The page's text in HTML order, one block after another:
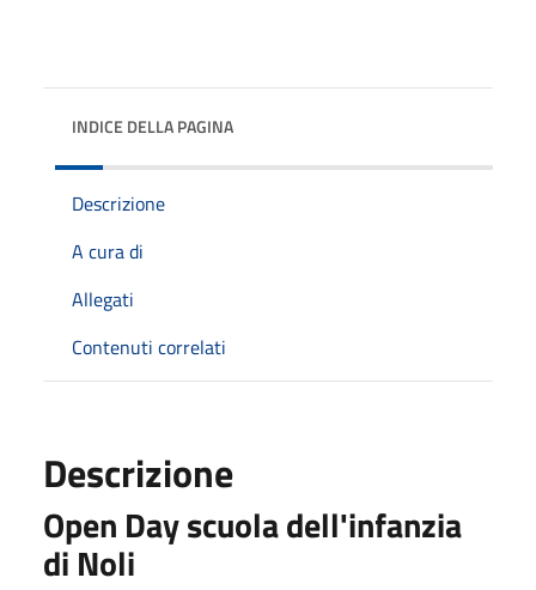
INDICE DELLA PAGINA
Descrizione
A cura di
Allegati
Contenuti correlati
Descrizione
Open Day scuola dell'infanzia
di Noli